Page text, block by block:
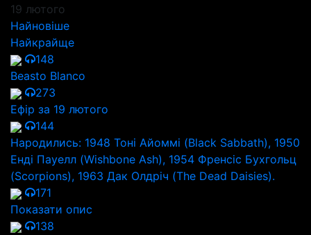
19 лютого
Найновіше
Найкрайще
148
Beasto Blanco
273
Ефір за 19 лютого
144
Народились: 1948 Тоні Айоммі (Black Sabbath), 1950
Енді Пауелл (Wishbone Ash), 1954 Френсіс Бухгольц
(Scorpions), 1963 Дак Олдріч (The Dead Daisies).
171
Показати опис
138